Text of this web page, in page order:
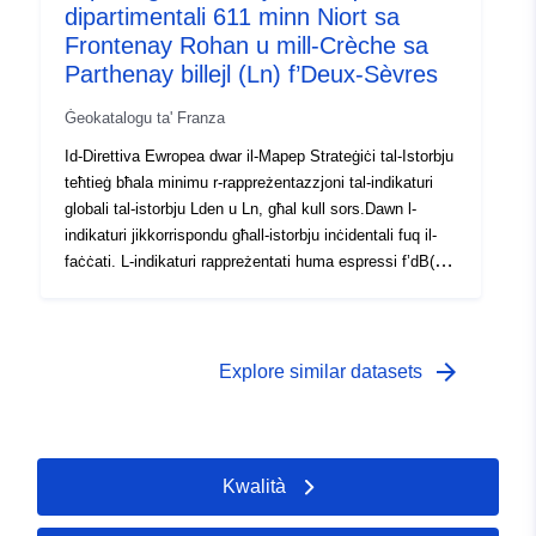
tal-istorbju u pjanijiet għall-prevenzjoni tal-istorbju
ambjentali) jipprevedu l-indikaturi, il-metodi ta’ kalkolu li
għandhom jintużaw u r-riżultati Jien għalikom.
dipartimentali 611 minn Niort sa
Frontenay Rohan u mill-Crèche sa
Parthenay billejl (Ln) f’Deux-Sèvres
Ġeokatalogu ta' Franza
Id-Direttiva Ewropea dwar il-Mapep Strateġiċi tal-Istorbju
teħtieġ bħala minimu r-rappreżentazzjoni tal-indikaturi
globali tal-istorbju Lden u Ln, għal kull sors.Dawn l-
indikaturi jikkorrispondu għall-istorbju inċidentali fuq il-
faċċati. L-indikaturi rappreżentati huma espressi f’dB(A)
kurvi isofoniċi mpinġija fi stadji ta’ 5 dB(A) li jibdew minn
ta’ interruzzjoni fl-irqad. L-Artikoli L572–1 sa 11 tal-
Kodiċi Ambjentali li jistabbilixxu diversi dispożizzjonijiet
Explore similar datasets arrow_forward
Kwalità